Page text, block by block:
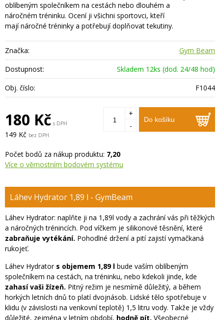
oblíbeným společníkem na cestách nebo dlouhém a
náročném tréninku. Ocení ji všichni sportovci, kteří
mají náročné tréninky a potřebují doplňovat tekutiny.
Značka:
Gym Beam
Dostupnost:
Skladem 12ks (dod. 24/48 hod)
Obj. číslo:
F1044
180 Kč s DPH
149 Kč bez DPH
Do košíku
+
-
Počet bodů za nákup produktu: 7,20
Více o věrnostním bodovém systému
Láhev Hydrator 1,89 l - GymBeam
Láhev Hydrator: naplňte ji na 1,89l vody a zachrání vás při těžkých
a náročných trénincích. Pod víčkem je silikonové těsnění, které
zabraňuje vytékání. Pohodlné držení a pití zajistí vymačkaná
rukojeť.
Láhev Hydrator s objemem 1,89 l bude vaším oblíbeným
společníkem na cestách, na tréninku, nebo kdekoli jinde, kde
zahasí vaši žízeň. Pitný režim je nesmírně důležitý, a během
horkých letních dnů to platí dvojnásob. Lidské tělo spotřebuje v
klidu (v závislosti na venkovní teplotě) 1,5 litru vody. Takže je vždy
důležité, zejména v letním období, hodně pít. Všeobecné